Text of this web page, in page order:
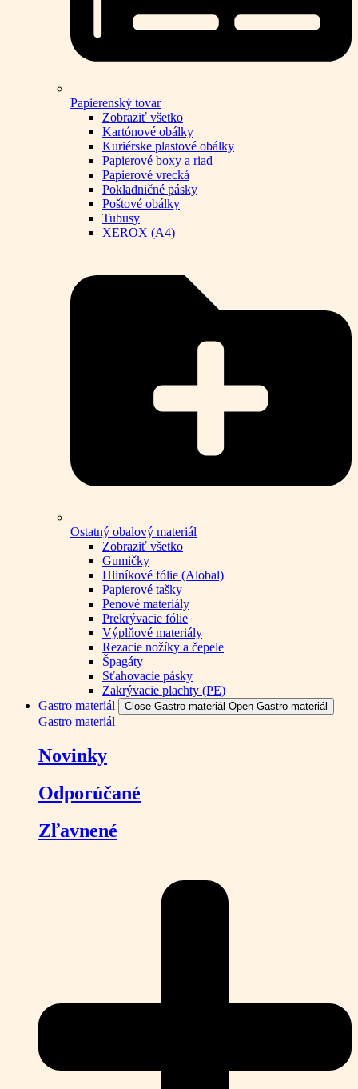
Papierenský tovar
Zobraziť všetko
Kartónové obálky
Kuriérske plastové obálky
Papierové boxy a riad
Papierové vrecká
Pokladničné pásky
Poštové obálky
Tubusy
XEROX (A4)
Ostatný obalový materiál
Zobraziť všetko
Gumičky
Hliníkové fólie (Alobal)
Papierové tašky
Penové materiály
Prekrývacie fólie
Výplňové materiály
Rezacie nožíky a čepele
Špagáty
Sťahovacie pásky
Zakrývacie plachty (PE)
Gastro materiál
Close Gastro materiál Open Gastro materiál
Gastro materiál
Novinky
Odporúčané
Zľavnené